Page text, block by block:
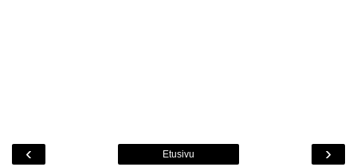
‹ ›
Etusivu